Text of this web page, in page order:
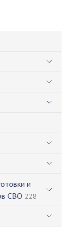
и
СВО 228